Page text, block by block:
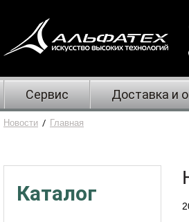
Сервис Доставка и
Новости / Главная
Каталог